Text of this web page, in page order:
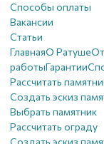
Способы оплаты
Вакансии
Статьи
ГлавнаяО Ратуше
работыГарантии
Рассчитать
Создать эскиз
Выбрать памятник
Рассчитать ограду
Создать эскиз